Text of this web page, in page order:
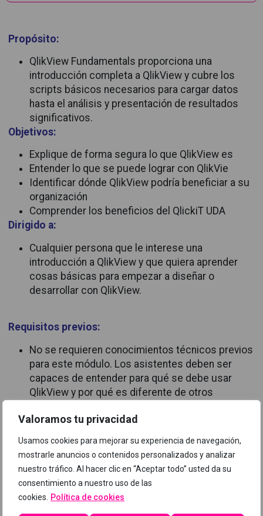
Valoramos tu privacidad
Usamos cookies para mejorar su experiencia de navegación,
mostrarle anuncios o contenidos personalizados y analizar
nuestro tráfico. Al hacer clic en “Aceptar todo” usted da su
consentimiento a nuestro uso de las
cookies.
Política de cookies
Programa
Propósito:
QlikView Fundamentals proporciona una
introducción completa a QlikView y cubre los
scripts básicos necesarios para cargar datos
hasta el análisis y presentación de resultados
significativos.
Objetivos:
Explique de forma segura lo que QlikView es
Entender lo que se puede lograr con QlikVie
Identificar dónde QlikView podría beneficiar a su
organización
Comprender los beneficios del QlickiT UDA
Dirigido a:
Cualquier persona que le interese una
introducción a QlikView y que quiera aprender
cosas básicas para empezar a diseñar o
desarrollar con QlikView.
Requisitos previos:
No se requieren conocimientos técnicos previos
para este módulo. Los asistentes deben ser
capaces de entender para qué se debe usar
QlikView y por qué es diferente de otros
Inteligence.